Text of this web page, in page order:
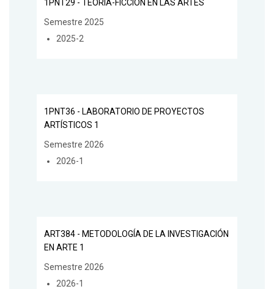
1PNT29 - TEORÍA-FICCIÓN EN LAS ARTES
Semestre 2025
2025-2
1PNT36 - LABORATORIO DE PROYECTOS
ARTÍSTICOS 1
Semestre 2026
2026-1
ART384 - METODOLOGÍA DE LA INVESTIGACIÓN
EN ARTE 1
Semestre 2026
2026-1